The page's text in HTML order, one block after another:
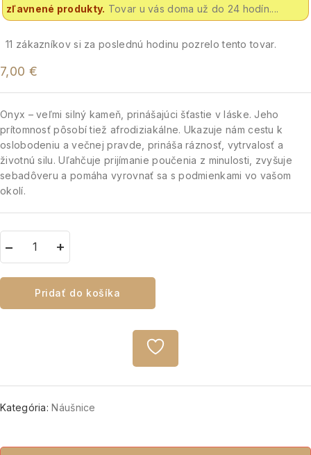
zľavnené produkty. Tovar u vás doma už do 24 hodín....
11 zákazníkov si za poslednú hodinu pozrelo tento tovar.
7,00 €
Onyx – veľmi silný kameň, prinášajúci šťastie v láske. Jeho
prítomnosť pôsobí tiež afrodiziakálne. Ukazuje nám cestu k
oslobodeniu a večnej pravde, prináša ráznosť, vytrvalosť a
životnú silu. Uľahčuje prijímanie poučenia z minulosti, zvyšuje
sebadôveru a pomáha vyrovnať sa s podmienkami vo vašom
okolí.
Pridať do košíka
Kategória:Náušnice